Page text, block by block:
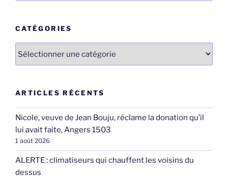
CATÉGORIES
ARTICLES RÉCENTS
Nicole, veuve de Jean Bouju, réclame la donation qu’il
lui avait faite, Angers 1503
1 août 2026
ALERTE : climatiseurs qui chauffent les voisins du
dessus